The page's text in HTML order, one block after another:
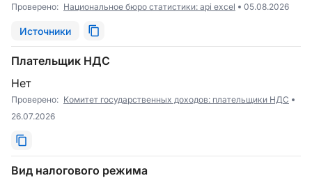
Проверено: Национальное бюро статистики: api excel 05.08.2026
Источники
Плательщик НДС
Нет
Проверено: Комитет государственных доходов: плательщики НДС
26.07.2026
Вид налогового режима